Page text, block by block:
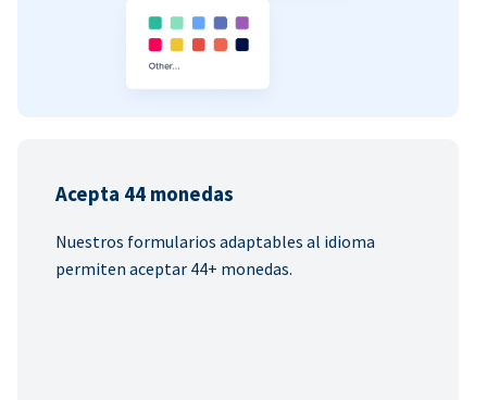
Acepta 44 monedas
Nuestros formularios adaptables al idioma
permiten aceptar 44+ monedas.